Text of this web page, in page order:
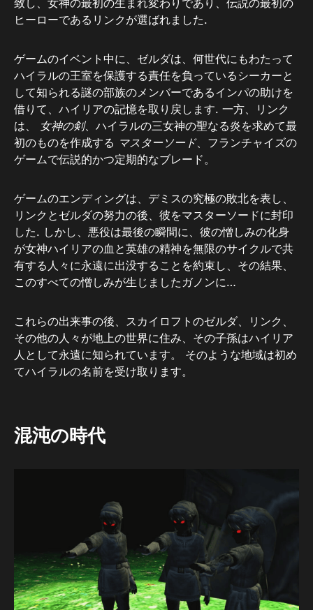
致し、女神の最初の生まれ変わりであり、伝説の最初の
ヒーローであるリンクが選ばれました.
ゲームのイベント中に、ゼルダは、何世代にもわたって
ハイラルの王室を保護する責任を負っているシーカーと
して知られる謎の部族のメンバーであるインパの助けを
借りて、ハイリアの記憶を取り戻します. 一方、リンク
は、 女神の剣、ハイラルの三女神の聖なる炎を求めて最
初のものを作成する マスターソード、フランチャイズの
ゲームで伝説的かつ定期的なブレード。
ゲームのエンディングは、デミスの究極の敗北を表し、
リンクとゼルダの努力の後、彼をマスターソードに封印
した. しかし、悪役は最後の瞬間に、彼の憎しみの化身
が女神ハイリアの血と英雄の精神を無限のサイクルで共
有する人々に永遠に出没することを約束し、その結果、
このすべての憎しみが生じましたガノンに…
これらの出来事の後、スカイロフトのゼルダ、リンク、
その他の人々が地上の世界に住み、その子孫はハイリア
人として永遠に知られています。 そのような地域は初め
てハイラルの名前を受け取ります。
混沌の時代